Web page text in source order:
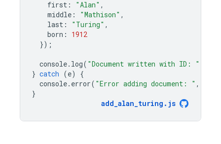
first : "Alan" ,
middle : "Mathison" ,
last : "Turing" ,
born :
1912
});
console. log( "Document written with ID: "
} catch (e)
{
console. error( "Error adding document: " ,
}
add_alan_turing . js